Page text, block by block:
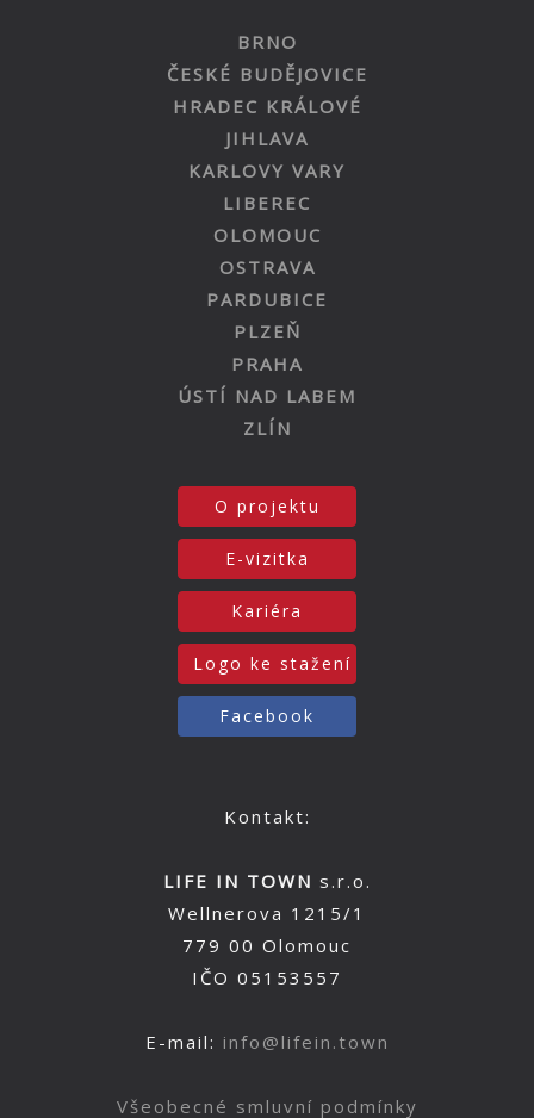
BRNO
ČESKÉ BUDĚJOVICE
HRADEC KRÁLOVÉ
JIHLAVA
KARLOVY VARY
LIBEREC
OLOMOUC
OSTRAVA
PARDUBICE
PLZEŇ
PRAHA
ÚSTÍ NAD LABEM
ZLÍN
O projektu
E-vizitka
Kariéra
Logo ke stažení
Facebook
Kontakt:
LIFE IN TOWN s.r.o.
Wellnerova 1215/1
779 00 Olomouc
IČO 05153557
E-mail: info@lifein.town
Všeobecné smluvní podmínky